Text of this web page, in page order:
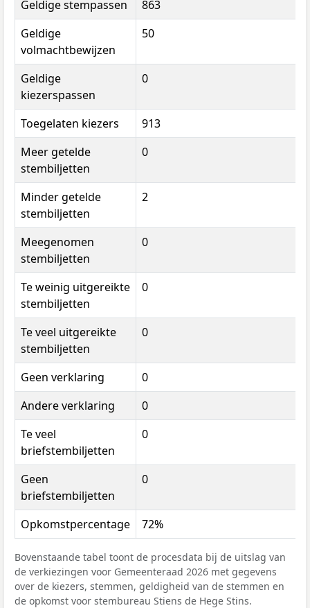
Geldige stempassen
863
Geldige
volmachtbewijzen
50
Geldige
kiezerspassen
0
Toegelaten kiezers
913
Meer getelde
stembiljetten
0
Minder getelde
stembiljetten
2
Meegenomen
stembiljetten
0
Te weinig uitgereikte
stembiljetten
0
Te veel uitgereikte
stembiljetten
0
Geen verklaring
0
Andere verklaring
0
Te veel
briefstembiljetten
0
Geen
briefstembiljetten
0
Opkomstpercentage 72%
Bovenstaande tabel toont de procesdata bij de uitslag van
de verkiezingen voor Gemeenteraad 2026 met gegevens
over de kiezers, stemmen, geldigheid van de stemmen en
de opkomst voor stembureau Stiens de Hege Stins.